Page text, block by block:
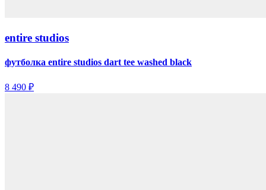
entire studios
футболка entire studios dart tee washed black
8 490 ₽